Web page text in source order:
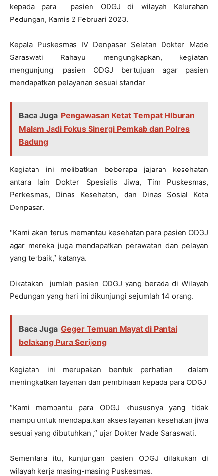
kepada para pasien ODGJ di wilayah Kelurahan
Pedungan, Kamis 2 Februari 2023.
Kepala Puskesmas IV Denpasar Selatan Dokter Made
Saraswati Rahayu mengungkapkan, kegiatan
mengunjungi pasien ODGJ bertujuan agar pasien
mendapatkan pelayanan sesuai standar
Baca Juga Pengawasan Ketat Tempat Hiburan
Malam Jadi Fokus Sinergi Pemkab dan Polres
Badung
Kegiatan ini melibatkan beberapa jajaran kesehatan
antara lain Dokter Spesialis Jiwa, Tim Puskesmas,
Perkesmas, Dinas Kesehatan, dan Dinas Sosial Kota
Denpasar.
"Kami akan terus memantau kesehatan para pasien ODGJ
agar mereka juga mendapatkan perawatan dan pelayan
yang terbaik,” katanya.
Dikatakan jumlah pasien ODGJ yang berada di Wilayah
Pedungan yang hari ini dikunjungi sejumlah 14 orang.
Baca Juga Geger Temuan Mayat di Pantai
belakang Pura Serijong
Kegiatan ini merupakan bentuk perhatian dalam
meningkatkan layanan dan pembinaan kepada para ODGJ
“Kami membantu para ODGJ khususnya yang tidak
mampu untuk mendapatkan akses layanan kesehatan jiwa
sesuai yang dibutuhkan ,” ujar Dokter Made Saraswati.
Sementara itu, kunjungan pasien ODGJ dilakukan di
wilayah kerja masing-masing Puskesmas.